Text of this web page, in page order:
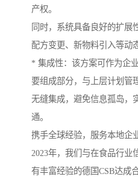
产权。
同时，系统具备良好的扩展
配方变更、新物料引入等动
* 集成性：该方案可作为企
要组成部分，与上层计划管
无缝集成，避免信息孤岛，
通。
携手全球经验，服务本地企
2023年，我们与在食品行业
有丰富经验的德国CSB达成